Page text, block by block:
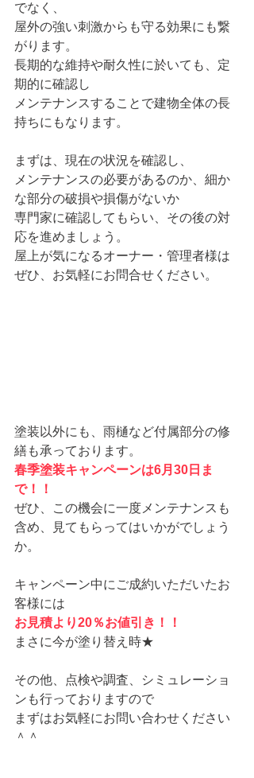
でなく、
屋外の強い刺激からも守る効果にも繋
がります。
長期的な維持や耐久性に於いても、定
期的に確認し
メンテナンスすることで建物全体の長
持ちにもなります。
まずは、現在の状況を確認し、
メンテナンスの必要があるのか、細か
な部分の破損や損傷がないか
専門家に確認してもらい、その後の対
応を進めましょう。
屋上が気になるオーナー・管理者様は
ぜひ、お気軽にお問合せください。
塗装以外にも、雨樋など付属部分の修
繕も承っております。
春季塗装キャンペーンは6月30日ま
で！！
ぜひ、この機会に一度メンテナンスも
含め、見てもらってはいかがでしょう
か。
キャンペーン中にご成約いただいたお
客様には
お見積より20％お値引き！！
まさに今が塗り替え時★
その他、点検や調査、シミュレーショ
ンも行っておりますので
まずはお気軽にお問い合わせください
＾＾